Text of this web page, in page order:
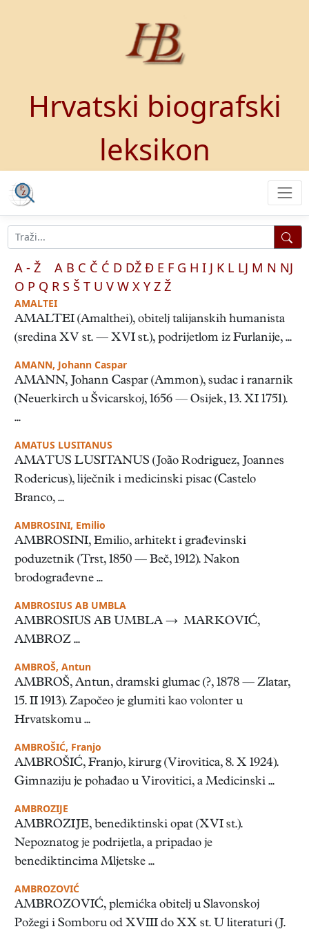
Hrvatski biografski
leksikon
A - Ž A B C Č Ć D DŽ Đ E F G H I J K L LJ M N NJ
O P Q R S Š T U V W X Y Z Ž
AMALTEI
AMALTEI (Amalthei), obitelj talijanskih humanista
(sredina XV st. — XVI st.), podrijetlom iz Furlanije, ...
AMANN, Johann Caspar
AMANN, Johann Caspar (Ammon), sudac i ranarnik
(Neuerkirch u Švicarskoj, 1656 — Osijek, 13. XI 1751).
...
AMATUS LUSITANUS
AMATUS LUSITANUS (João Rodriguez, Joannes
Rodericus), liječnik i medicinski pisac (Castelo
Branco, ...
AMBROSINI, Emilio
AMBROSINI, Emilio, arhitekt i građevinski
poduzetnik (Trst, 1850 — Beč, 1912). Nakon
brodograđevne ...
AMBROSIUS AB UMBLA
AMBROSIUS AB UMBLA → MARKOVIĆ,
AMBROZ ...
AMBROŠ, Antun
AMBROŠ, Antun, dramski glumac (?, 1878 — Zlatar,
15. II 1913). Započeo je glumiti kao volonter u
Hrvatskomu ...
AMBROŠIĆ, Franjo
AMBROŠIĆ, Franjo, kirurg (Virovitica, 8. X 1924).
Gimnaziju je pohađao u Virovitici, a Medicinski ...
AMBROZIJE
AMBROZIJE, benediktinski opat (XVI st.).
Nepoznatog je podrijetla, a pripadao je
benediktincima Mljetske ...
AMBROZOVIĆ
AMBROZOVIĆ, plemićka obitelj u Slavonskoj
Požegi i Somboru od XVIII do XX st. U literaturi (J.